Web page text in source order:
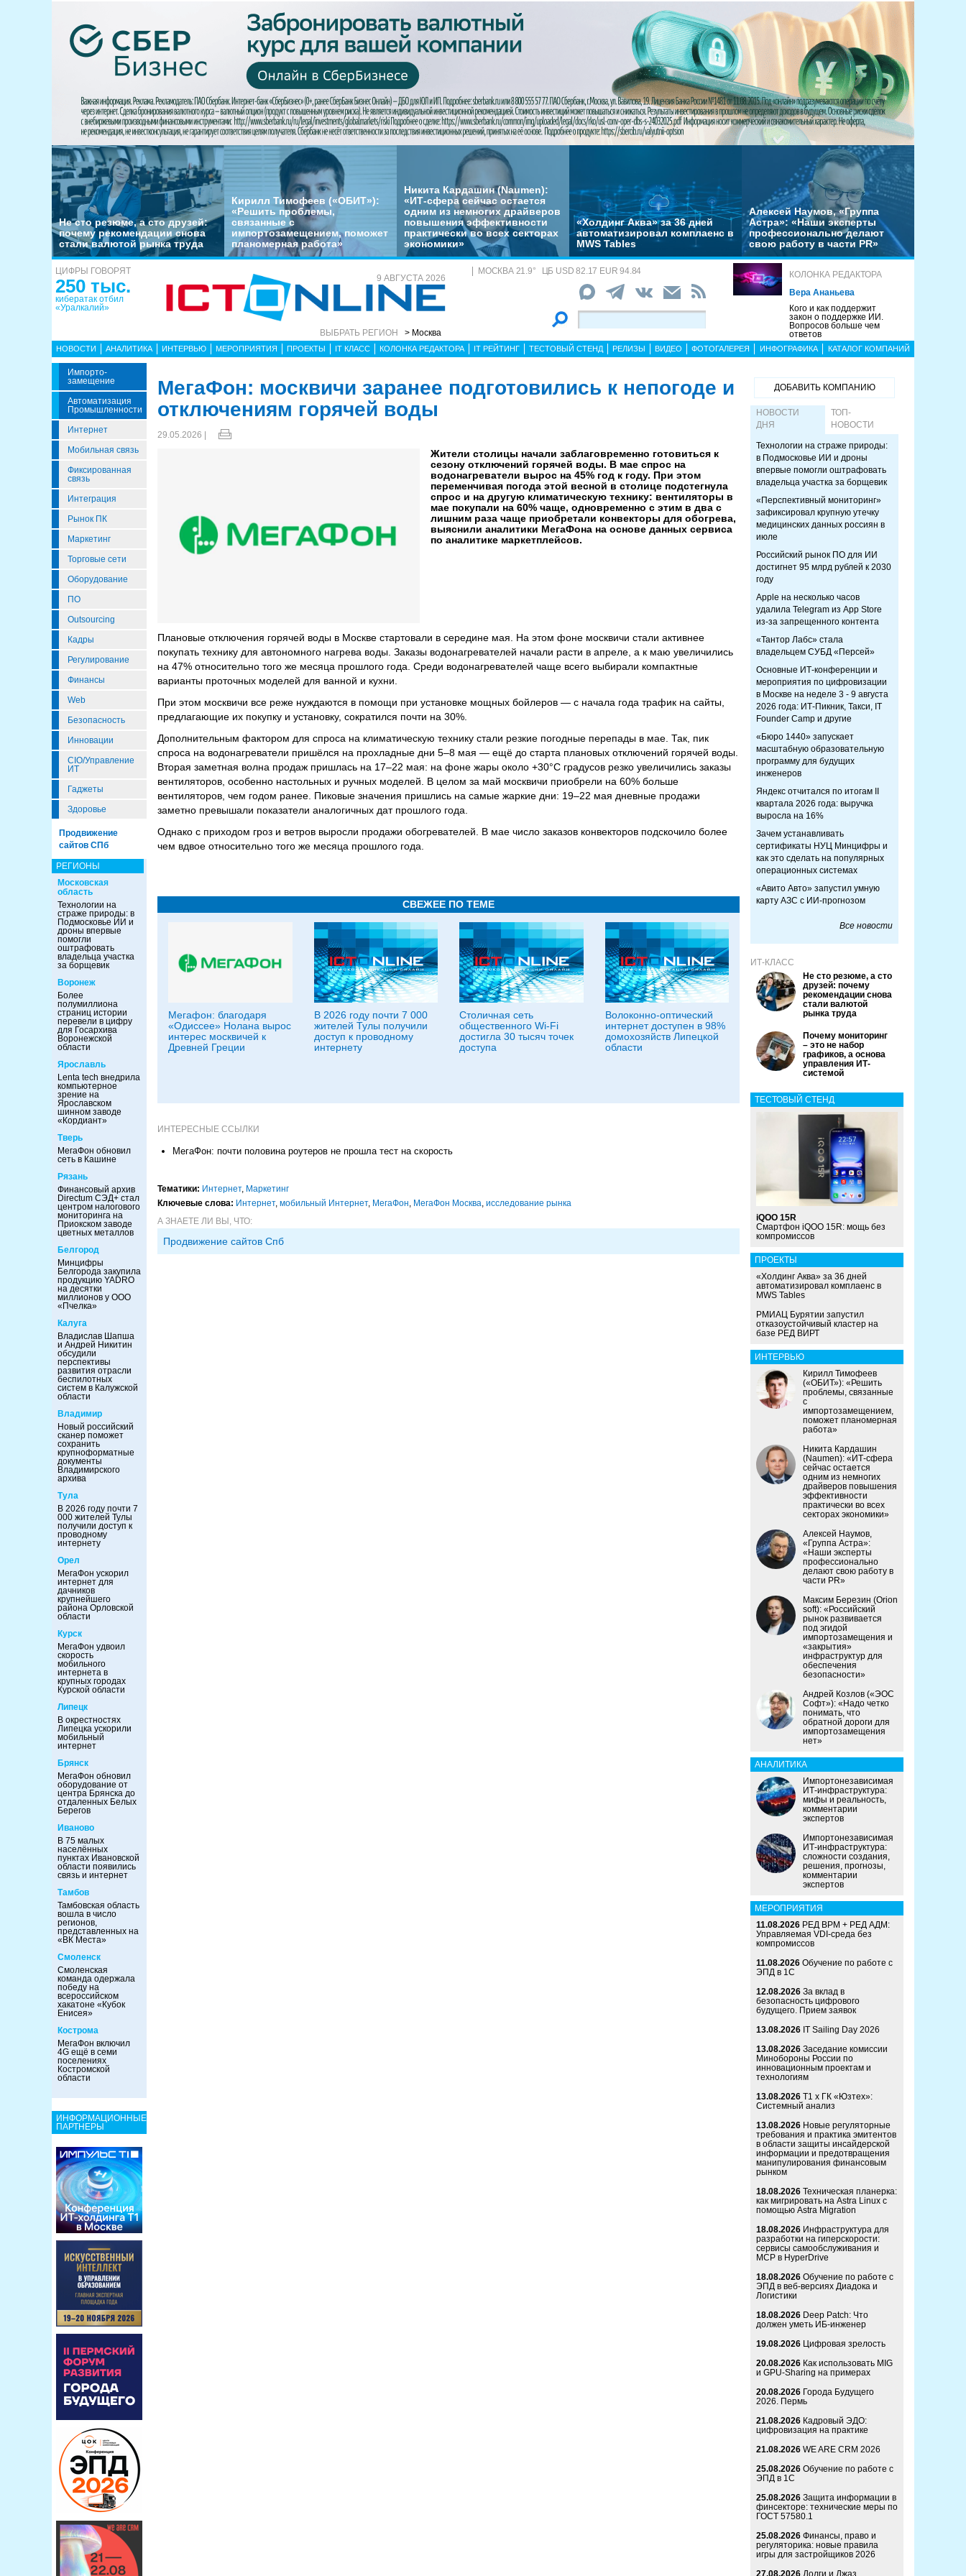
Не сто резюме, а сто друзей:
почему рекомендации снова
стали валютой рынка труда
Кирилл Тимофеев («ОБИТ»):
«Решить проблемы,
связанные с
импортозамещением, поможет
планомерная работа»
Никита Кардашин (Naumen):
«ИТ-сфера сейчас остается
одним из немногих драйверов
повышения эффективности
практически во всех секторах
экономики»
«Холдинг Аква» за 36 дней
автоматизировал комплаенс в
MWS Tables
Алексей Наумов, «Группа
Астра»: «Наши эксперты
профессионально делают
свою работу в части PR»
ЦИФРЫ ГОВОРЯТ
250 тыс.
кибератак отбил
«Уралкалий»
9 АВГУСТА 2026
ВЫБРАТЬ РЕГИОН > Москва
МОСКВА 21.9° ЦБ USD 82.17 EUR 94.84
КОЛОНКА РЕДАКТОРА
Вера Ананьева
Кого и как поддержит
закон о поддержке ИИ.
Вопросов больше чем
ответов
НОВОСТИ АНАЛИТИКА ИНТЕРВЬЮ МЕРОПРИЯТИЯ ПРОЕКТЫ IT КЛАСС КОЛОНКА РЕДАКТОРА IT РЕЙТИНГ ТЕСТОВЫЙ СТЕНД РЕЛИЗЫ ВИДЕО ФОТОГАЛЕРЕЯ ИНФОГРАФИКА КАТАЛОГ КОМПАНИЙ
Импорто­
Замещение
Автоматизация
Промышленности
Интернет
Мобильная связь
Фиксированная
связь
Интеграция
Рынок ПК
Маркетинг
Торговые сети
Оборудование
ПО
Outsourcing
Кадры
Регулирование
Финансы
Web
Безопасность
Инновации
CIO/Управление
ИТ
Гаджеты
Здоровье
Продвижение
сайтов СПб
РЕГИОНЫ
Московская
область
Технологии на
страже природы: в
Подмосковье ИИ и
дроны впервые
помогли
оштрафовать
владельца участка
за борщевик
Воронеж
Более
полумиллиона
страниц истории
перевели в цифру
для Госархива
Воронежской
области
Ярославль
Lenta tech внедрила
компьютерное
зрение на
Ярославском
шинном заводе
«Кордиант»
Тверь
МегаФон обновил
сеть в Кашине
Рязань
Финансовый архив
Directum СЭД+ стал
центром налогового
мониторинга на
Приокском заводе
цветных металлов
Белгород
Минцифры
Белгорода закупила
продукцию YADRO
на десятки
миллионов у ООО
«Пчелка»
Калуга
Владислав Шапша
и Андрей Никитин
обсудили
перспективы
развития отрасли
беспилотных
систем в Калужской
области
Владимир
Новый российский
сканер поможет
сохранить
крупноформатные
документы
Владимирского
архива
Тула
В 2026 году почти 7
000 жителей Тулы
получили доступ к
проводному
интернету
Орел
МегаФон ускорил
интернет для
дачников
крупнейшего
района Орловской
области
Курск
МегаФон удвоил
скорость
мобильного
интернета в
крупных городах
Курской области
Липецк
В окрестностях
Липецка ускорили
мобильный
интернет
Брянск
МегаФон обновил
оборудование от
центра Брянска до
отдаленных Белых
Берегов
Иваново
В 75 малых
населённых
пунктах Ивановской
области появились
связь и интернет
Тамбов
Тамбовская область
вошла в число
регионов,
представленных на
«ВК Места»
Смоленск
Смоленская
команда одержала
победу на
всероссийском
хакатоне «Кубок
Енисея»
Кострома
МегаФон включил
4G ещё в семи
поселениях
Костромской
области
ИНФОРМАЦИОННЫЕ
ПАРТНЕРЫ
МегаФон: москвичи заранее подготовились к непогоде и
отключениям горячей воды
29.05.2026 |
Жители столицы начали заблаговременно готовиться к
сезону отключений горячей воды. В мае спрос на
водонагреватели вырос на 45% год к году. При этом
переменчивая погода этой весной в столице подстегнула
спрос и на другую климатическую технику: вентиляторы в
мае покупали на 60% чаще, одновременно с этим в два с
лишним раза чаще приобретали конвекторы для обогрева,
выяснили аналитики МегаФона на основе данных сервиса
по аналитике маркетплейсов.
Плановые отключения горячей воды в Москве стартовали в середине мая. На этом фоне москвичи стали активнее
покупать технику для автономного нагрева воды. Заказы водонагревателей начали расти в апреле, а к маю увеличились
на 47% относительно того же месяца прошлого года. Среди водонагревателей чаще всего выбирали компактные
варианты проточных моделей для ванной и кухни.
При этом москвичи все реже нуждаются в помощи при установке мощных бойлеров — с начала года трафик на сайты,
предлагающие их покупку и установку, сократился почти на 30%.
Дополнительным фактором для спроса на климатическую технику стали резкие погодные перепады в мае. Так, пик
спроса на водонагреватели пришёлся на прохладные дни 5–8 мая — ещё до старта плановых отключений горячей воды.
Вторая заметная волна продаж пришлась на 17–22 мая: на фоне жары около +30°С градусов резко увеличились заказы
вентиляторов, особенно настольных и ручных моделей. В целом за май москвичи приобрели на 60% больше
вентиляторов, чем годом ранее. Пиковые значения пришлись на самые жаркие дни: 19–22 мая дневные продажи
заметно превышали показатели аналогичных дат прошлого года.
Однако с приходом гроз и ветров выросли продажи обогревателей. В мае число заказов конвекторов подскочило более
чем вдвое относительно того же месяца прошлого года.
СВЕЖЕЕ ПО ТЕМЕ
Мегафон: благодаря
«Одиссее» Нолана вырос
интерес москвичей к
Древней Греции
В 2026 году почти 7 000
жителей Тулы получили
доступ к проводному
интернету
Столичная сеть
общественного Wi-Fi
достигла 30 тысяч точек
доступа
Волоконно-оптический
интернет доступен в 98%
домохозяйств Липецкой
области
ИНТЕРЕСНЫЕ ССЫЛКИ
МегаФон: почти половина роутеров не прошла тест на скорость
Тематики: Интернет, Маркетинг
Ключевые слова: Интернет, мобильный Интернет, МегаФон, МегаФон Москва, исследование рынка
А ЗНАЕТЕ ЛИ ВЫ, ЧТО:
Продвижение сайтов Спб
ДОБАВИТЬ КОМПАНИЮ
НОВОСТИ
ДНЯ
ТОП-
НОВОСТИ
Технологии на страже природы:
в Подмосковье ИИ и дроны
впервые помогли оштрафовать
владельца участка за борщевик
«Перспективный мониторинг»
зафиксировал крупную утечку
медицинских данных россиян в
июле
Российский рынок ПО для ИИ
достигнет 95 млрд рублей к 2030
году
Apple на несколько часов
удалила Telegram из App Store
из-за запрещенного контента
«Тантор Лабс» стала
владельцем СУБД «Персей»
Основные ИТ-конференции и
мероприятия по цифровизации
в Москве на неделе 3 - 9 августа
2026 года: ИТ-Пикник, Такси, IT
Founder Camp и другие
«Бюро 1440» запускает
масштабную образовательную
программу для будущих
инженеров
Яндекс отчитался по итогам II
квартала 2026 года: выручка
выросла на 16%
Зачем устанавливать
сертификаты НУЦ Минцифры и
как это сделать на популярных
операционных системах
«Авито Авто» запустил умную
карту АЗС с ИИ-прогнозом
Все новости
ИТ-КЛАСС
Не сто резюме, а сто
друзей: почему
рекомендации снова
стали валютой
рынка труда
Почему мониторинг
– это не набор
графиков, а основа
управления ИТ-
системой
ТЕСТОВЫЙ СТЕНД
iQOO 15R
Смартфон iQOO 15R: мощь без
компромиссов
ПРОЕКТЫ
«Холдинг Аква» за 36 дней
автоматизировал комплаенс в
MWS Tables
РМИАЦ Бурятии запустил
отказоустойчивый кластер на
базе РЕД ВИРТ
ИНТЕРВЬЮ
Кирилл Тимофеев
(«ОБИТ»): «Решить
проблемы, связанные
с
импортозамещением,
поможет планомерная
работа»
Никита Кардашин
(Naumen): «ИТ-сфера
сейчас остается
одним из немногих
драйверов повышения
эффективности
практически во всех
секторах экономики»
Алексей Наумов,
«Группа Астра»:
«Наши эксперты
профессионально
делают свою работу в
части PR»
Максим Березин (Orion
soft): «Российский
рынок развивается
под эгидой
импортозамещения и
«закрытия»
инфраструктур для
обеспечения
безопасности»
Андрей Козлов («ЭОС
Софт»): «Надо четко
понимать, что
обратной дороги для
импортозамещения
нет»
АНАЛИТИКА
Импортонезависимая
ИТ-инфраструктура:
мифы и реальность,
комментарии
экспертов
Импортонезависимая
ИТ-инфраструктура:
сложности создания,
решения, прогнозы,
комментарии
экспертов
МЕРОПРИЯТИЯ
11.08.2026 РЕД ВРМ + РЕД АДМ:
Управляемая VDI-среда без
компромиссов
11.08.2026 Обучение по работе с
ЭПД в 1С
12.08.2026 За вклад в
безопасность цифрового
будущего. Прием заявок
13.08.2026 IT Sailing Day 2026
13.08.2026 Заседание комиссии
Минобороны России по
инновационным проектам и
технологиям
13.08.2026 Т1 x ГК «Юзтех»:
Системный анализ
13.08.2026 Новые регуляторные
требования и практика эмитентов
в области защиты инсайдерской
информации и предотвращения
манипулирования финансовым
рынком
18.08.2026 Техническая планерка:
как мигрировать на Astra Linux с
помощью Astra Migration
18.08.2026 Инфраструктура для
разработки на гиперскорости:
сервисы самообслуживания и
MCP в HyperDrive
18.08.2026 Обучение по работе с
ЭПД в веб-версиях Диадока и
Логистики
18.08.2026 Deep Patch: Что
должен уметь ИБ-инженер
19.08.2026 Цифровая зрелость
20.08.2026 Как использовать MIG
и GPU-Sharing на примерах
20.08.2026 Города Будущего
2026. Пермь
21.08.2026 Кадровый ЭДО:
цифровизация на практике
21.08.2026 WE ARE CRM 2026
25.08.2026 Обучение по работе с
ЭПД в 1С
25.08.2026 Защита информации в
финсекторе: технические меры по
ГОСТ 57580.1
25.08.2026 Финансы, право и
регуляторика: новые правила
игры для застройщиков 2026